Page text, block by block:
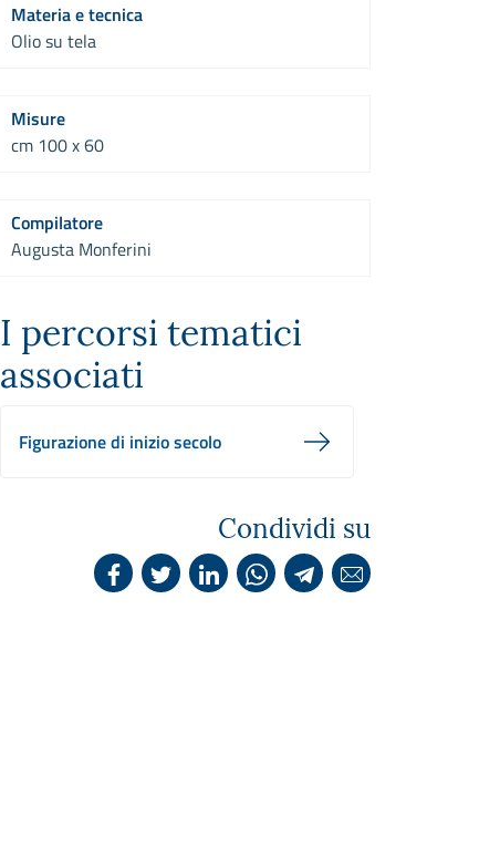
Materia e tecnica
Olio su tela
Misure
cm 100 x 60
Compilatore
Augusta Monferini
I percorsi tematici
associati
Figurazione di inizio secolo
Condividi su